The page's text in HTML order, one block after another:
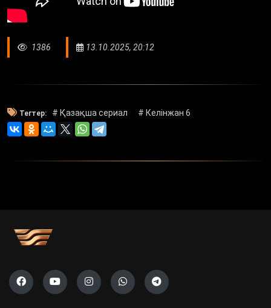
1386 13.10.2025, 20:12
Тегтер: # Қазақша сериал # Келінжан 6